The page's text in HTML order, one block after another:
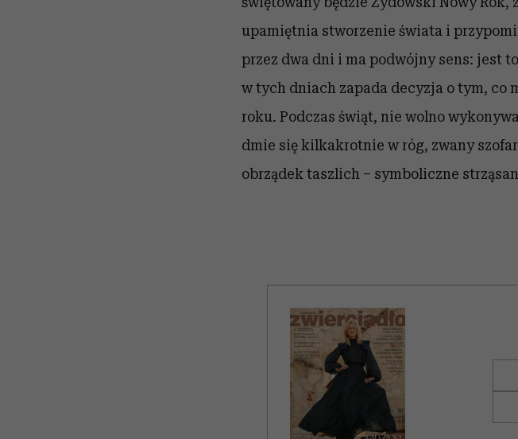
upamiętnia stworzenie świata i
przez dwa dni i ma podwójny sens: jest
w tych dniach zapada decyzja o tym, co
roku. Podczas świąt, nie wolno
dmie się kilkakrotnie w róg, zwany
obrządek taszlich – symboliczne